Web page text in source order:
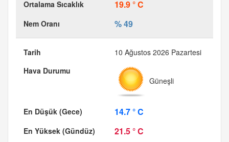
19.9 ° C
% 49
10 Ağustos 2026 Pazartesi
Güneşli
14.7 ° C
21.5 ° C